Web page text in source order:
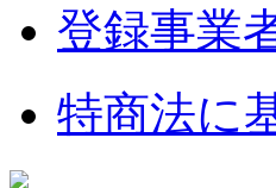
登録事業
特商法に